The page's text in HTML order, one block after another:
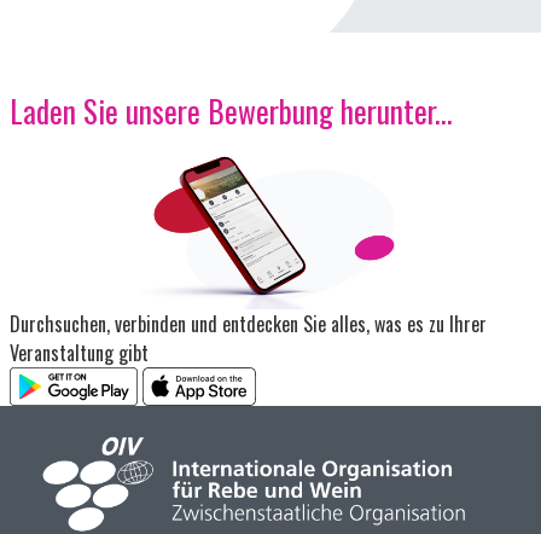
Laden Sie unsere Bewerbung herunter...
Durchsuchen, verbinden und entdecken Sie alles, was es zu Ihrer
Veranstaltung gibt